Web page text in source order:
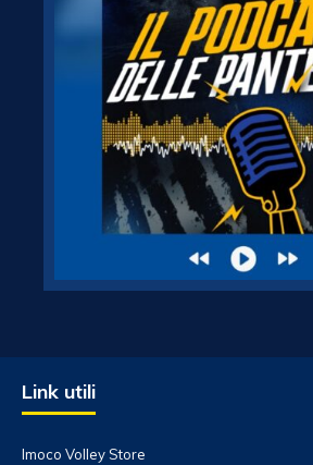
Link utili
Imoco Volley Store